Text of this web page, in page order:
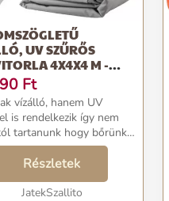
UV SZŰRŐS
4X4X4 M -
(BB-10184)
Ft
vízálló, hanem UV
is rendelkezik így nem
tartanunk hogy bőrünk
a napon vagy egy enyhén
nyári eső tönkreteszi a
kerti vacsoránkat.
haszná...
Részletek
JatekSzallito